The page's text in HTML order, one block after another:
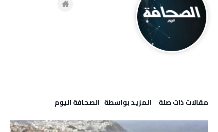
‫مقالات ذات صلة‬ ‫‫المزيد بواسطة‬ ‬ ‭ ‬الصحافة‭ ‬اليوم